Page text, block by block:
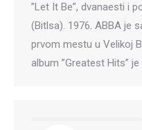
”Let It Be”, dvanaesti i
(Bitlsa). 1976. ABBA je
prvom mestu u Velikoj
album ”Greatest Hits” je